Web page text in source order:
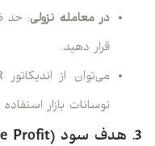
در معامله نزولی: حد
قرار دهید.
نوسانات بازار
3. هدف سود (Take Profit)